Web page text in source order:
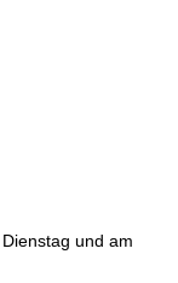
und am